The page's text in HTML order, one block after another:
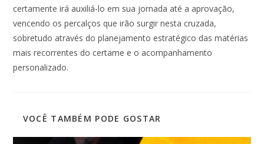
certamente irá auxiliá-lo em sua jornada até a aprovação,
vencendo os percalços que irão surgir nesta cruzada,
sobretudo através do planejamento estratégico das matérias
mais recorrentes do certame e o acompanhamento
personalizado.
VOCÊ TAMBÉM PODE GOSTAR